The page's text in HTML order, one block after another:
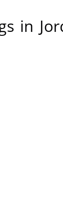
in